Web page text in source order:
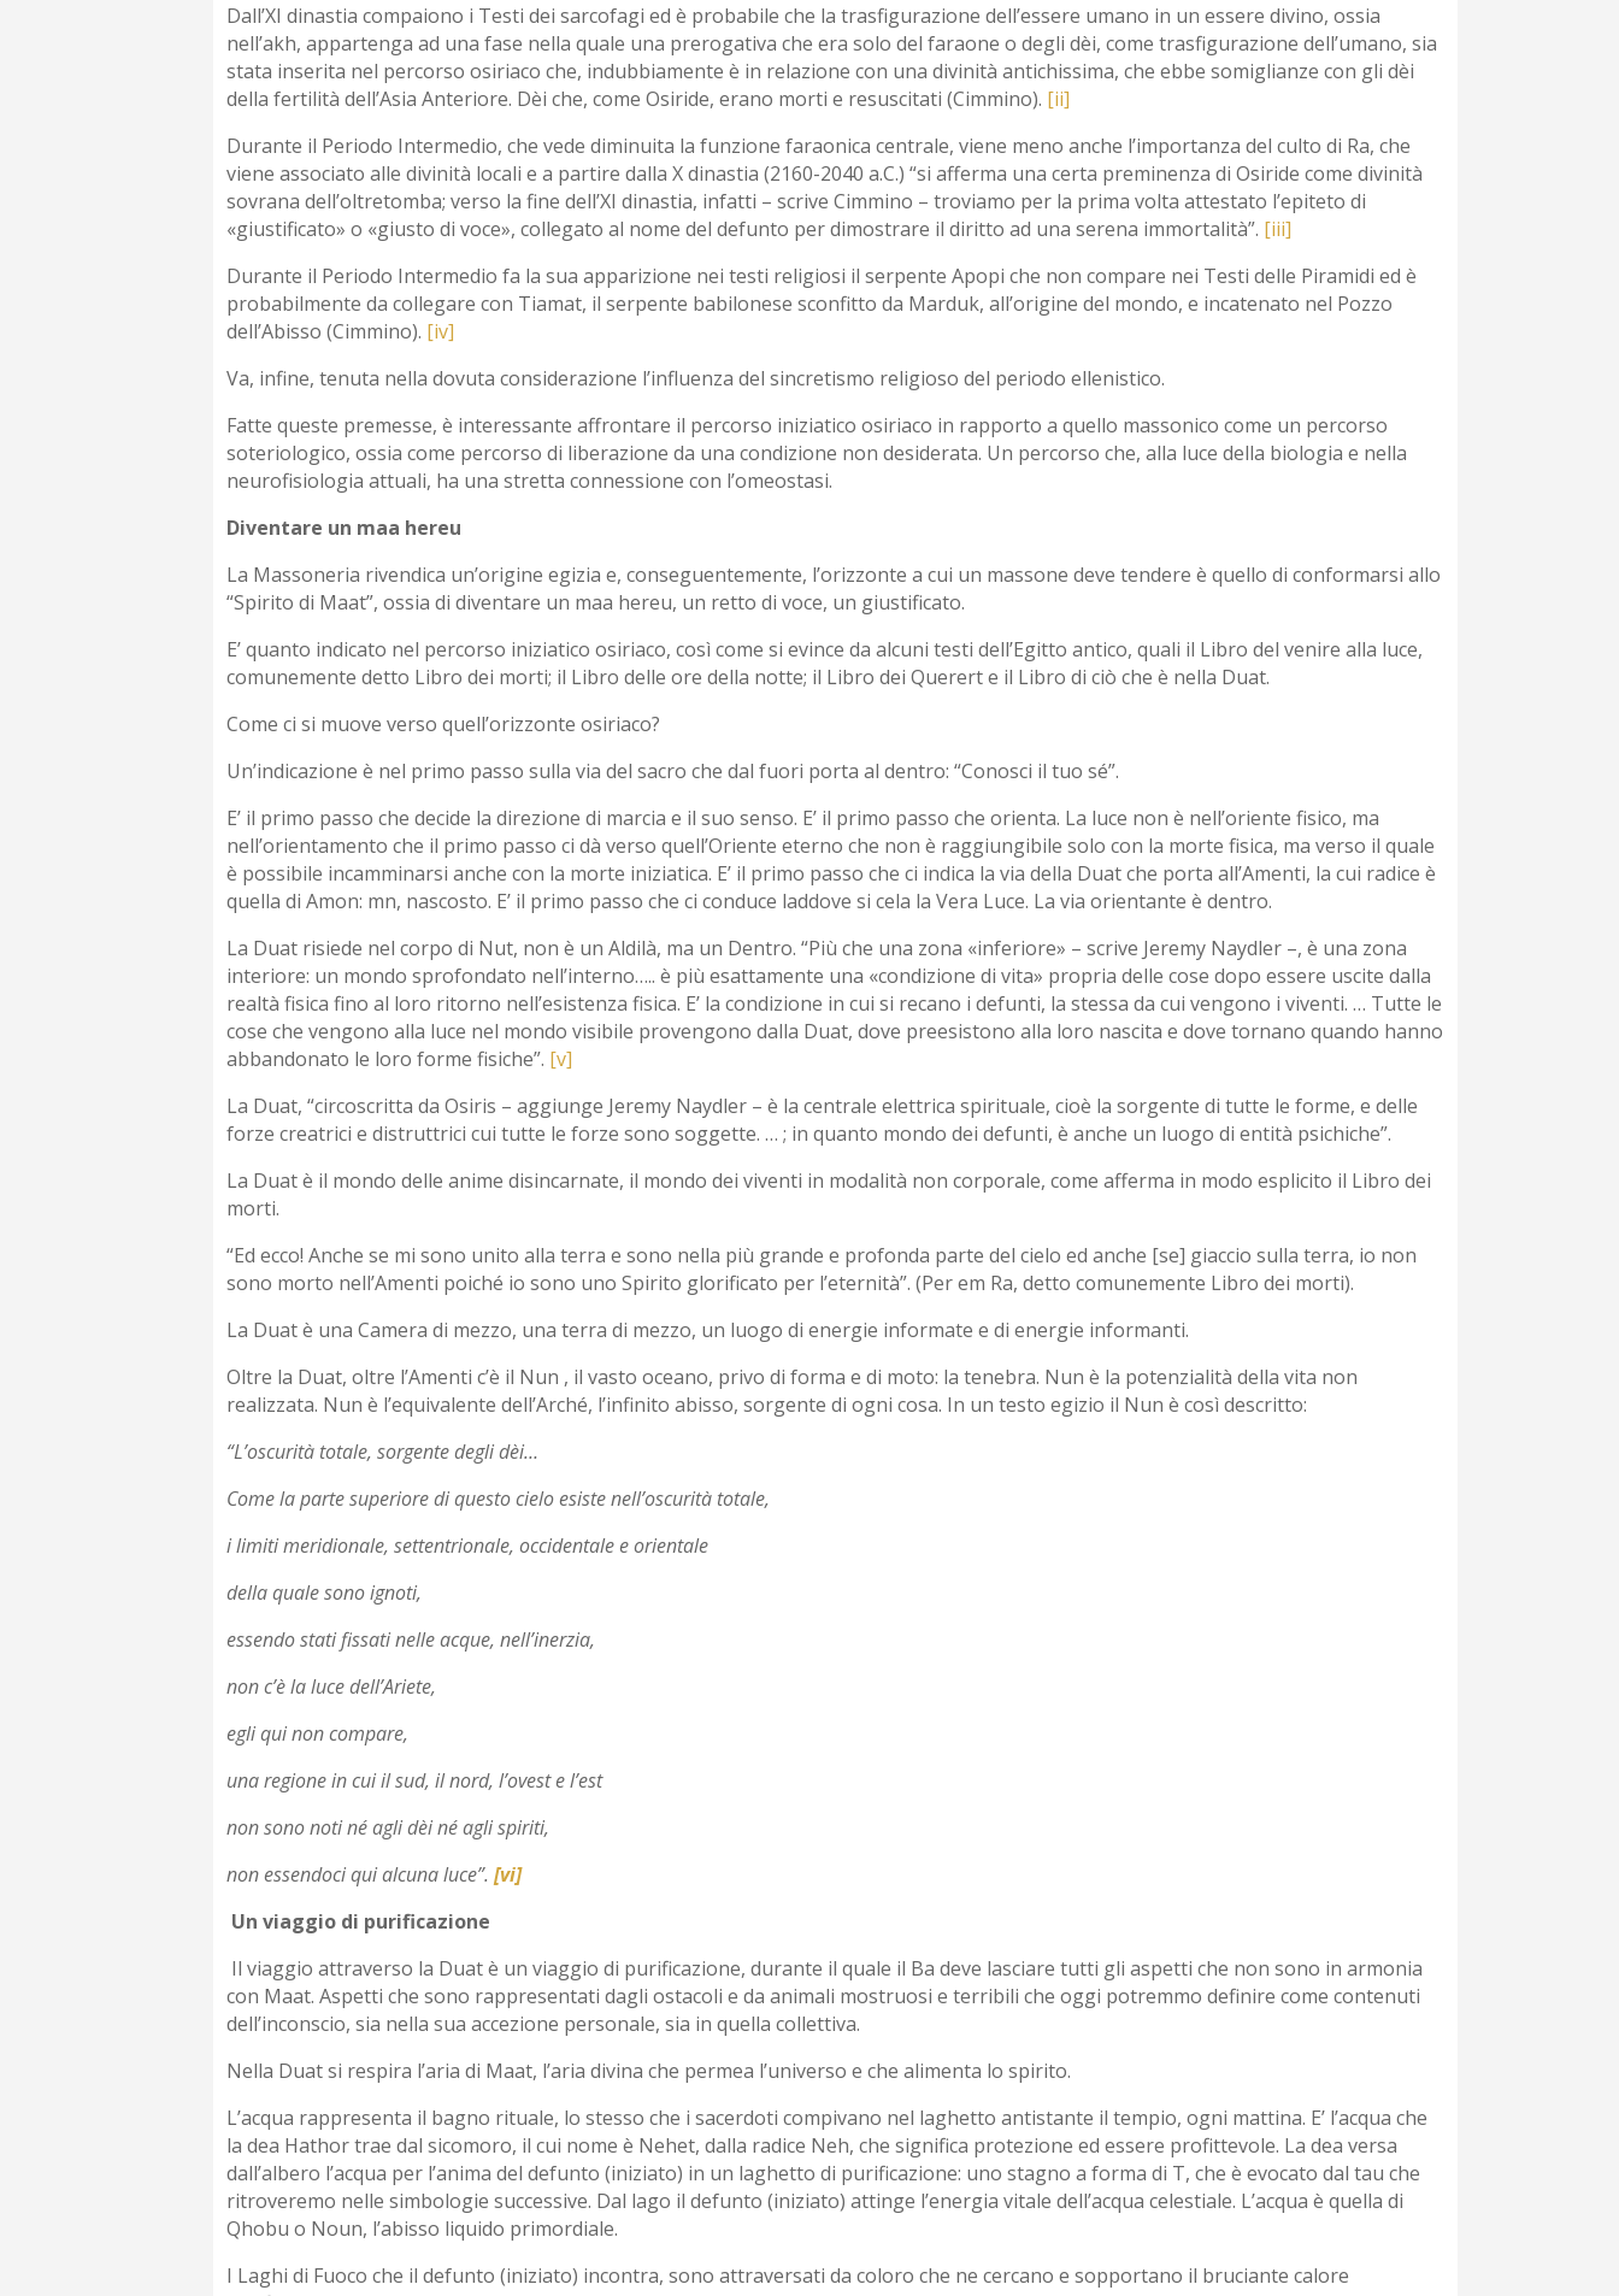
Dall’XI dinastia compaiono i Testi dei sarcofagi ed è probabile che la trasfigurazione dell’essere umano in un essere divino, ossia
nell’akh, appartenga ad una fase nella quale una prerogativa che era solo del faraone o degli dèi, come trasfigurazione dell’umano, sia
stata inserita nel percorso osiriaco che, indubbiamente è in relazione con una divinità antichissima, che ebbe somiglianze con gli dèi
della fertilità dell’Asia Anteriore. Dèi che, come Osiride, erano morti e resuscitati (Cimmino). [ii]
Durante il Periodo Intermedio, che vede diminuita la funzione faraonica centrale, viene meno anche l’importanza del culto di Ra, che
viene associato alle divinità locali e a partire dalla X dinastia (2160-2040 a.C.) “si afferma una certa preminenza di Osiride come divinità
sovrana dell’oltretomba; verso la fine dell’XI dinastia, infatti – scrive Cimmino – troviamo per la prima volta attestato l’epiteto di
«giustificato» o «giusto di voce», collegato al nome del defunto per dimostrare il diritto ad una serena immortalità”. [iii]
Durante il Periodo Intermedio fa la sua apparizione nei testi religiosi il serpente Apopi che non compare nei Testi delle Piramidi ed è
probabilmente da collegare con Tiamat, il serpente babilonese sconfitto da Marduk, all’origine del mondo, e incatenato nel Pozzo
dell’Abisso (Cimmino). [iv]
Va, infine, tenuta nella dovuta considerazione l’influenza del sincretismo religioso del periodo ellenistico.
Fatte queste premesse, è interessante affrontare il percorso iniziatico osiriaco in rapporto a quello massonico come un percorso
soteriologico, ossia come percorso di liberazione da una condizione non desiderata. Un percorso che, alla luce della biologia e nella
neurofisiologia attuali, ha una stretta connessione con l’omeostasi.
Diventare un maa hereu
La Massoneria rivendica un’origine egizia e, conseguentemente, l’orizzonte a cui un massone deve tendere è quello di conformarsi allo
“Spirito di Maat”, ossia di diventare un maa hereu, un retto di voce, un giustificato.
E’ quanto indicato nel percorso iniziatico osiriaco, così come si evince da alcuni testi dell’Egitto antico, quali il Libro del venire alla luce,
comunemente detto Libro dei morti; il Libro delle ore della notte; il Libro dei Querert e il Libro di ciò che è nella Duat.
Come ci si muove verso quell’orizzonte osiriaco?
Un’indicazione è nel primo passo sulla via del sacro che dal fuori porta al dentro: “Conosci il tuo sé”.
E’ il primo passo che decide la direzione di marcia e il suo senso. E’ il primo passo che orienta. La luce non è nell’oriente fisico, ma
nell’orientamento che il primo passo ci dà verso quell’Oriente eterno che non è raggiungibile solo con la morte fisica, ma verso il quale
è possibile incamminarsi anche con la morte iniziatica. E’ il primo passo che ci indica la via della Duat che porta all’Amenti, la cui radice è
quella di Amon: mn, nascosto. E’ il primo passo che ci conduce laddove si cela la Vera Luce. La via orientante è dentro.
La Duat risiede nel corpo di Nut, non è un Aldilà, ma un Dentro. “Più che una zona «inferiore» – scrive Jeremy Naydler –, è una zona
interiore: un mondo sprofondato nell’interno….. è più esattamente una «condizione di vita» propria delle cose dopo essere uscite dalla
realtà fisica fino al loro ritorno nell’esistenza fisica. E’ la condizione in cui si recano i defunti, la stessa da cui vengono i viventi. … Tutte le
cose che vengono alla luce nel mondo visibile provengono dalla Duat, dove preesistono alla loro nascita e dove tornano quando hanno
abbandonato le loro forme fisiche”. [v]
La Duat, “circoscritta da Osiris – aggiunge Jeremy Naydler – è la centrale elettrica spirituale, cioè la sorgente di tutte le forme, e delle
forze creatrici e distruttrici cui tutte le forze sono soggette. … ; in quanto mondo dei defunti, è anche un luogo di entità psichiche”.
La Duat è il mondo delle anime disincarnate, il mondo dei viventi in modalità non corporale, come afferma in modo esplicito il Libro dei
morti.
“Ed ecco! Anche se mi sono unito alla terra e sono nella più grande e profonda parte del cielo ed anche [se] giaccio sulla terra, io non
sono morto nell’Amenti poiché io sono uno Spirito glorificato per l’eternità”. (Per em Ra, detto comunemente Libro dei morti).
La Duat è una Camera di mezzo, una terra di mezzo, un luogo di energie informate e di energie informanti.
Oltre la Duat, oltre l’Amenti c’è il Nun , il vasto oceano, privo di forma e di moto: la tenebra. Nun è la potenzialità della vita non
realizzata. Nun è l’equivalente dell’Arché, l’infinito abisso, sorgente di ogni cosa. In un testo egizio il Nun è così descritto:
“L’oscurità totale, sorgente degli dèi…
Come la parte superiore di questo cielo esiste nell’oscurità totale,
i limiti meridionale, settentrionale, occidentale e orientale
della quale sono ignoti,
essendo stati fissati nelle acque, nell’inerzia,
non c’è la luce dell’Ariete,
egli qui non compare,
una regione in cui il sud, il nord, l’ovest e l’est
non sono noti né agli dèi né agli spiriti,
non essendoci qui alcuna luce”. [vi]
Un viaggio di purificazione
Il viaggio attraverso la Duat è un viaggio di purificazione, durante il quale il Ba deve lasciare tutti gli aspetti che non sono in armonia
con Maat. Aspetti che sono rappresentati dagli ostacoli e da animali mostruosi e terribili che oggi potremmo definire come contenuti
dell’inconscio, sia nella sua accezione personale, sia in quella collettiva.
Nella Duat si respira l’aria di Maat, l’aria divina che permea l’universo e che alimenta lo spirito.
L’acqua rappresenta il bagno rituale, lo stesso che i sacerdoti compivano nel laghetto antistante il tempio, ogni mattina. E’ l’acqua che
la dea Hathor trae dal sicomoro, il cui nome è Nehet, dalla radice Neh, che significa protezione ed essere profittevole. La dea versa
dall’albero l’acqua per l’anima del defunto (iniziato) in un laghetto di purificazione: uno stagno a forma di T, che è evocato dal tau che
ritroveremo nelle simbologie successive. Dal lago il defunto (iniziato) attinge l’energia vitale dell’acqua celestiale. L’acqua è quella di
Qhobu o Noun, l’abisso liquido primordiale.
I Laghi di Fuoco che il defunto (iniziato) incontra, sono attraversati da coloro che ne cercano e sopportano il bruciante calore